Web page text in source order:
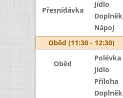
Přesnídávka
Jídlo
Doplněk
Nápoj
Oběd (11:30 - 12:30)
Oběd
Polévka
Jídlo
Příloha
Doplněk